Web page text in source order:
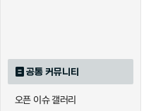
공통 커뮤니티
오픈 이슈 갤러리